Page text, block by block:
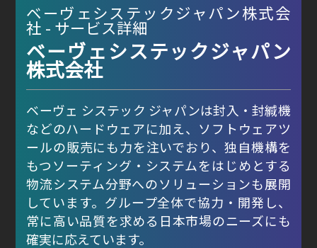
ベーヴェシステックジャパン株式会
社 - サービス詳細
ベーヴェシステックジャパン
株式会社
ベーヴェ システック ジャパンは封入・封緘機
などのハードウェアに加え、ソフトウェアツ
ールの販売にも力を注いでおり、独自機構を
もつソーティング・システムをはじめとする
物流システム分野へのソリューションも展開
しています。グループ全体で協力・開発し、
常に高い品質を求める日本市場のニーズにも
確実に応えています。